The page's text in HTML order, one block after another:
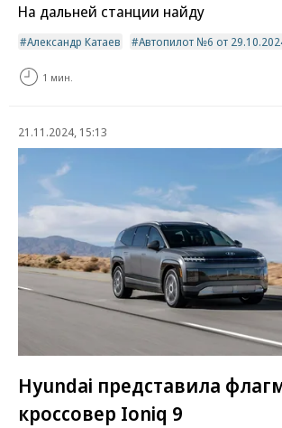
На дальней станции найду
Александр Катаев Автопилот №6 от
1 мин.
21.11.2024, 15:13
Hyundai представила
кроссовер Ioniq 9